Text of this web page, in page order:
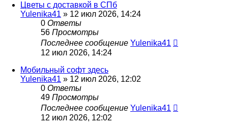
Цветы с доставкой в СПб
Yulenika41 » 12 июл 2026, 14:24
0 Ответы
56 Просмотры
Последнее сообщение Yulenika41
12 июл 2026, 14:24
Мобильный софт здесь
Yulenika41 » 12 июл 2026, 12:02
0 Ответы
49 Просмотры
Последнее сообщение Yulenika41
12 июл 2026, 12:02